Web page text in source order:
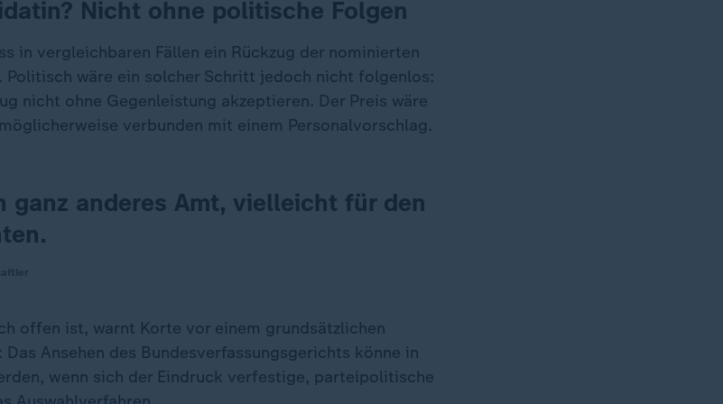
Nicht ohne politische Folgen
in vergleichbaren Fällen ein Rückzug der nominierten
Politisch wäre ein solcher Schritt jedoch nicht folgenlos:
nicht ohne Gegenleistung akzeptieren. Der Preis wäre
verbunden mit einem Personalvorschlag.
ganz anderes Amt, vielleicht für den
offen ist, warnt Korte vor einem grundsätzlichen
Ansehen des Bundesverfassungsgerichts könne in
wenn sich der Eindruck verfestige, parteipolitische